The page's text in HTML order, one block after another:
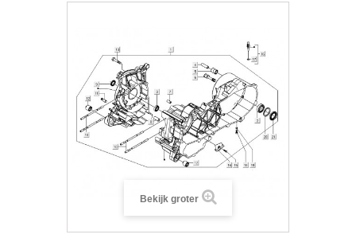
Bekijk groter